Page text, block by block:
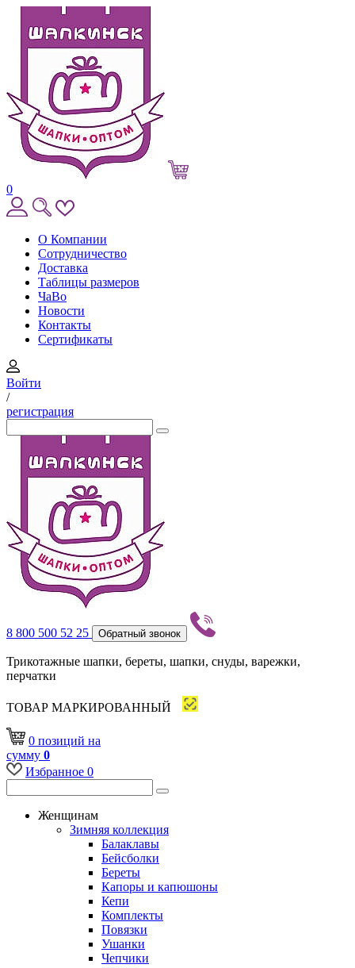
0
О Компании
Сотрудничество
Доставка
Таблицы размеров
ЧаВо
Новости
Контакты
Сертификаты
Войти
/
регистрация
8 800 500 52 25 Обратный звонок
Трикотажные шапки, береты, шапки, снуды, варежки,
перчатки
ТОВАР МАРКИРОВАННЫЙ
0 позиций на
сумму 0
Избранное 0
Женщинам
Зимняя коллекция
Балаклавы
Бейсболки
Береты
Капоры и капюшоны
Кепи
Комплекты
Повязки
Ушанки
Чепчики